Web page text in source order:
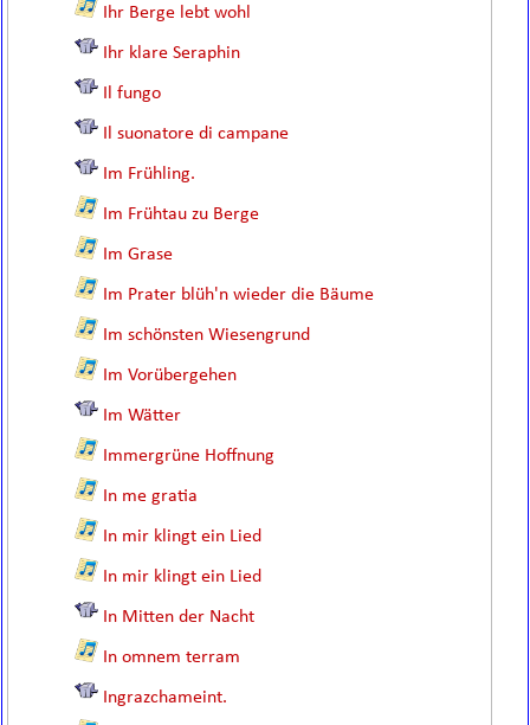
Ihr Berge lebt wohl
Ihr klare Seraphin
Il fungo
Il suonatore di campane
Im Frühling.
Im Frühtau zu Berge
Im Grase
Im Prater blüh'n wieder die Bäume
Im schönsten Wiesengrund
Im Vorübergehen
Im Wätter
Immergrüne Hoffnung
In me gratia
In mir klingt ein Lied
In mir klingt ein Lied
In Mitten der Nacht
In omnem terram
Ingrazchameint.